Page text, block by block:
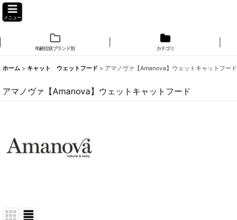
メニュー
年齢症状ブランド別 カテゴリ
ホーム > キャット ウェットフード > アマノヴァ【Amanova】ウェットキャットフード
アマノヴァ【Amanova】ウェットキャットフード